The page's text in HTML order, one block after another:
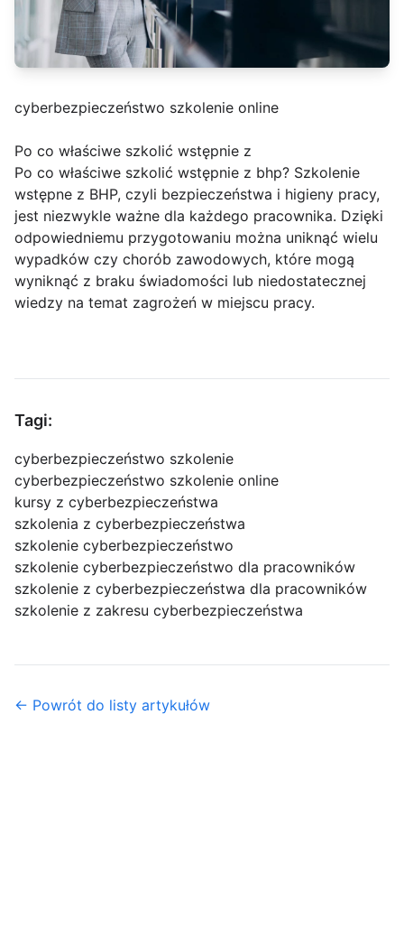
cyberbezpieczeństwo szkolenie online
Po co właściwe szkolić wstępnie z
Po co właściwe szkolić wstępnie z bhp? Szkolenie
wstępne z BHP, czyli bezpieczeństwa i higieny pracy,
jest niezwykle ważne dla każdego pracownika. Dzięki
odpowiedniemu przygotowaniu można uniknąć wielu
wypadków czy chorób zawodowych, które mogą
wyniknąć z braku świadomości lub niedostatecznej
wiedzy na temat zagrożeń w miejscu pracy.
Tagi:
cyberbezpieczeństwo szkolenie
cyberbezpieczeństwo szkolenie online
kursy z cyberbezpieczeństwa
szkolenia z cyberbezpieczeństwa
szkolenie cyberbezpieczeństwo
szkolenie cyberbezpieczeństwo dla pracowników
szkolenie z cyberbezpieczeństwa dla pracowników
szkolenie z zakresu cyberbezpieczeństwa
← Powrót do listy artykułów